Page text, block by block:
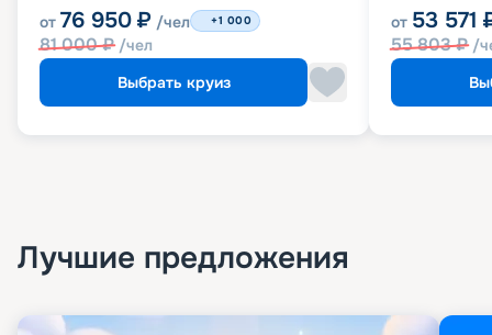
от 76 950 ₽ /чел
81 000₽ /чел
+1 000
Выбрать круиз
от 53 571
55 803₽ /
Лучшие предложения